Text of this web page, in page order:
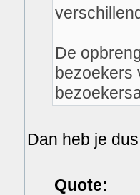
De
bezoekers
Dan heb je
Quote: